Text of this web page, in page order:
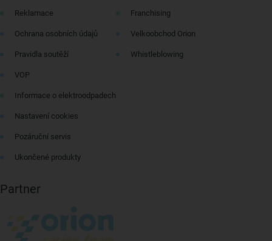
Reklamace
Ochrana osobních údajů
Pravidla soutěží
VOP
Informace o elektroodpadech
Nastavení cookies
Pozáruční servis
Ukončené produkty
Franchising
Velkoobchod Orion
Whistleblowing
Partner